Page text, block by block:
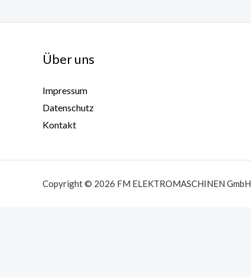
Über uns
Impressum
Datenschutz
Kontakt
Copyright © 2026 FM ELEKTROMASCHINEN GmbH